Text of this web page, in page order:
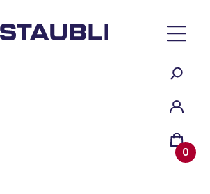
0